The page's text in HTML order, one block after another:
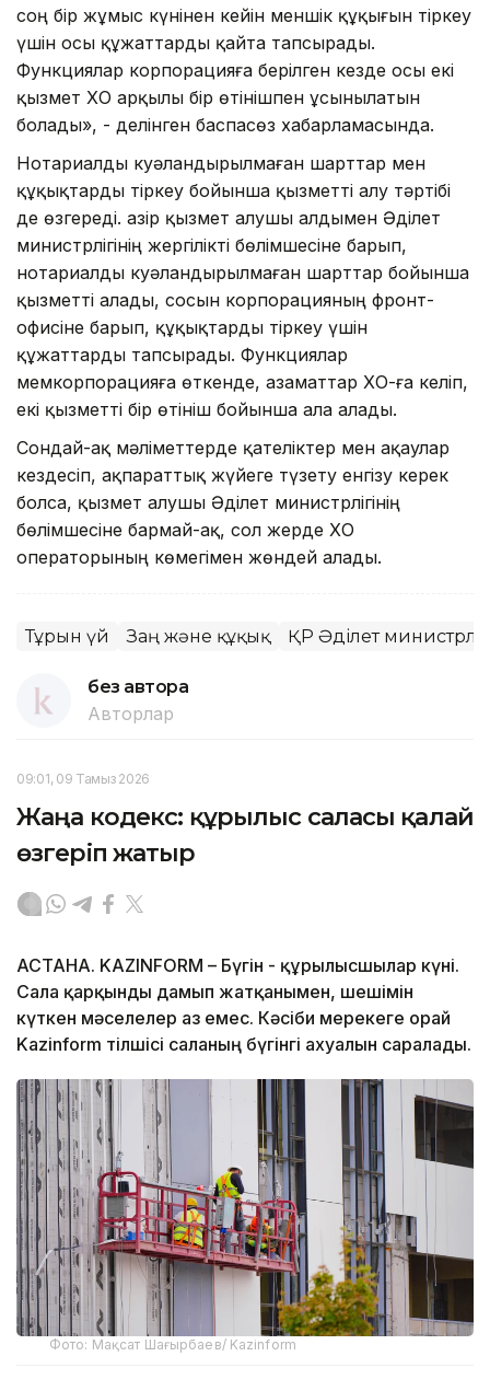
соң бір жұмыс күнінен кейін меншік құқығын тіркеу
үшін осы құжаттарды қайта тапсырады.
Функциялар корпорацияға берілген кезде осы екі
қызмет ХҚО арқылы бір өтінішпен ұсынылатын
болады», - делінген баспасөз хабарламасында.
Нотариалды куәландырылмаған шарттар мен
құқықтарды тіркеу бойынша қызметті алу тәртібі
де өзгереді. Қазір қызмет алушы алдымен Әділет
министрлігінің жергілікті бөлімшесіне барып,
нотариалды куәландырылмаған шарттар бойынша
қызметті алады, сосын корпорацияның фронт-
офисіне барып, құқықтарды тіркеу үшін
құжаттарды тапсырады. Функциялар
мемкорпорацияға өткенде, азаматтар ХҚО-ға келіп,
екі қызметті бір өтініш бойынша ала алады.
Сондай-ақ мәліметтерде қателіктер мен ақаулар
кездесіп, ақпараттық жүйеге түзету енгізу керек
болса, қызмет алушы Әділет министрлігінің
бөлімшесіне бармай-ақ, сол жерде ХҚО
операторының көмегімен жөндей алады.
Тұрғын үй Заң және құқық ҚР Әділет
без автора
Авторлар
09:01, 09 Тамыз 2026
Жаңа кодекс: құрылыс саласы қалай
өзгеріп жатыр
АСТАНА. KAZINFORM – Бүгін - құрылысшылар күні.
Сала қарқынды дамып жатқанымен, шешімін
күткен мәселелер аз емес. Кәсіби мерекеге орай
Kazinform тілшісі саланың бүгінгі ахуалын саралады.
Фото: Мақсат Шағырбаев/ Kazinform